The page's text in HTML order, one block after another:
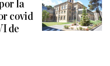
la
covid
de